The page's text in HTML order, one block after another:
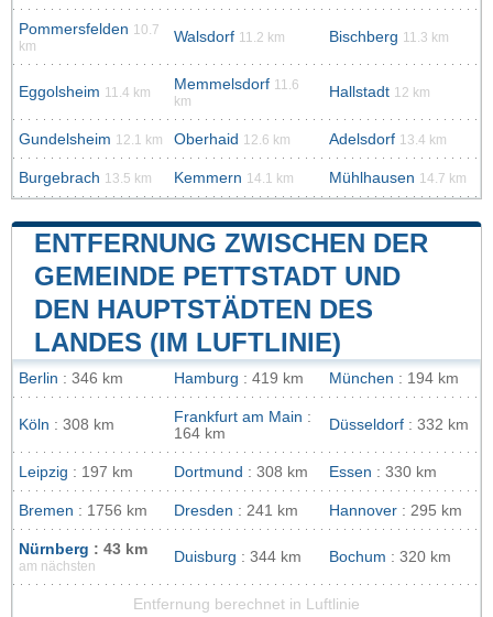
Pommersfelden 10.7
km
Walsdorf 11.2 km Bischberg 11.3 km
Eggolsheim 11.4 km Memmelsdorf 11.6
km
Hallstadt 12 km
Gundelsheim 12.1 km Oberhaid 12.6 km Adelsdorf 13.4 km
Burgebrach 13.5 km Kemmern 14.1 km Mühlhausen 14.7 km
ENTFERNUNG ZWISCHEN DER
GEMEINDE PETTSTADT UND
DEN HAUPTSTÄDTEN DES
LANDES (IM LUFTLINIE)
Berlin : 346 km Hamburg : 419 km München : 194 km
Köln : 308 km Frankfurt am Main :
164 km
Düsseldorf : 332 km
Leipzig : 197 km Dortmund : 308 km Essen : 330 km
Bremen : 1756 km Dresden : 241 km Hannover : 295 km
Nürnberg : 43 km
am nächsten
Duisburg : 344 km Bochum : 320 km
Entfernung berechnet in Luftlinie